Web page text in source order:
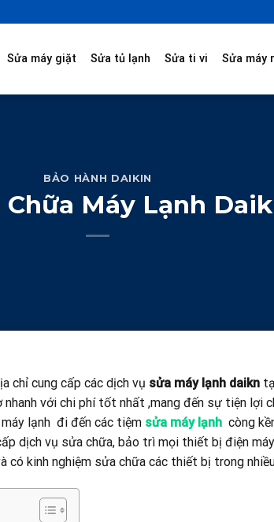
Sửa máy giặt Sửa tủ lạnh Sửa ti vi Sửa máy
BẢO HÀNH DAIKIN
Máy Lạnh
chỉ cung cấp các dịch vụ sửa máy lạnh daikn
với chi phí tốt nhất ,mang đến sự tiện lợi
máy lạnh đi đến các tiệm sửa máy lạnh còng
dịch vụ sửa chữa, bảo trì mọi thiết bị điện
kinh nghiệm sửa chữa các thiết bị trong